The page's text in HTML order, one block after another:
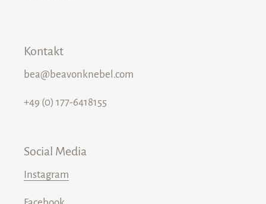
Kontakt
bea@beavonknebel.com
+49 (0) 177-6418155
Social Media
Instagram